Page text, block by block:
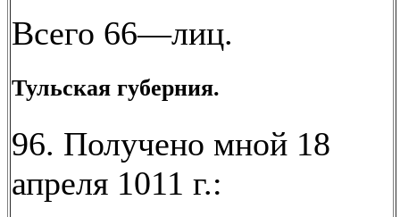
Всего 66—лиц.
Тульская губерния.
96. Получено мной 18
апреля 1011 г.: